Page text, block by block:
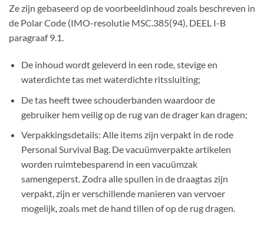
Ze zijn gebaseerd op de voorbeeldinhoud zoals beschreven in
de Polar Code (IMO-resolutie MSC.385(94), DEEL I-B
paragraaf 9.1.
De inhoud wordt geleverd in een rode, stevige en
waterdichte tas met waterdichte ritssluiting;
De tas heeft twee schouderbanden waardoor de
gebruiker hem veilig op de rug van de drager kan dragen;
Verpakkingsdetails: Alle items zijn verpakt in de rode
Personal Survival Bag. De vacuümverpakte artikelen
worden ruimtebesparend in een vacuümzak
samengeperst. Zodra alle spullen in de draagtas zijn
verpakt, zijn er verschillende manieren van vervoer
mogelijk, zoals met de hand tillen of op de rug dragen.